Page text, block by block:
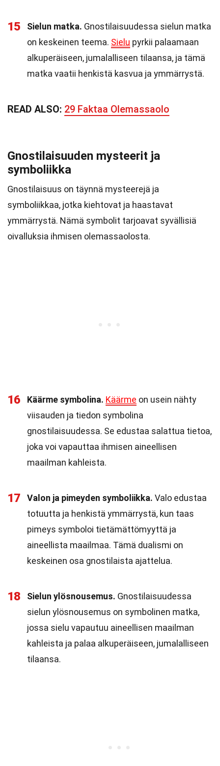
15 Sielun matka. Gnostilaisuudessa sielun matka
on keskeinen teema. Sielu pyrkii palaamaan
alkuperäiseen, jumalalliseen tilaansa, ja tämä
matka vaatii henkistä kasvua ja ymmärrystä.
READ ALSO: 29 Faktaa Olemassaolo
Gnostilaisuuden mysteerit ja
symboliikka
Gnostilaisuus on täynnä mysteerejä ja
symboliikkaa, jotka kiehtovat ja haastavat
ymmärrystä. Nämä symbolit tarjoavat syvällisiä
oivalluksia ihmisen olemassaolosta.
16 Käärme symbolina. Käärme on usein nähty
viisauden ja tiedon symbolina
gnostilaisuudessa. Se edustaa salattua tietoa,
joka voi vapauttaa ihmisen aineellisen
maailman kahleista.
17 Valon ja pimeyden symboliikka. Valo edustaa
totuutta ja henkistä ymmärrystä, kun taas
pimeys symboloi tietämättömyyttä ja
aineellista maailmaa. Tämä dualismi on
keskeinen osa gnostilaista ajattelua.
18 Sielun ylösnousemus. Gnostilaisuudessa
sielun ylösnousemus on symbolinen matka,
jossa sielu vapautuu aineellisen maailman
kahleista ja palaa alkuperäiseen, jumalalliseen
tilaansa.